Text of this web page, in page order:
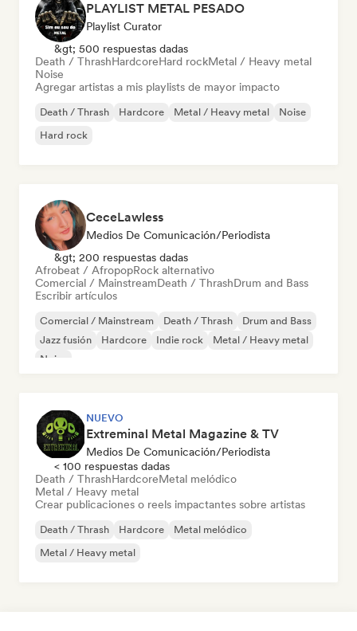
PLAYLIST METAL PESADO
Playlist Curator
&gt; 500 respuestas dadas
Death / ThrashHardcoreHard rockMetal / Heavy metal
Noise
Agregar artistas a mis playlists de mayor impacto
Death / Thrash Hardcore Metal / Heavy metal
Noise
Hard rock
CeceLawless
Medios De Comunicación/Periodista
&gt; 200 respuestas dadas
Afrobeat / AfropopRock alternativo
Comercial / MainstreamDeath / ThrashDrum and Bass
Escribir artículos
Comercial / Mainstream Death / Thrash
Drum and Bass
Jazz fusión
Hardcore Indie rock
Metal / Heavy metal
Noise
NUEVO
Extreminal Metal Magazine & TV
Medios De Comunicación/Periodista
< 100 respuestas dadas
Death / ThrashHardcoreMetal melódico
Metal / Heavy metal
Crear publicaciones o reels impactantes sobre artistas
Death / Thrash Hardcore
Metal melódico
Metal / Heavy metal